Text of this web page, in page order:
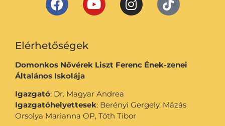
Elérhetőségek
Domonkos Nővérek Liszt Ferenc Ének-zenei
Általános Iskolája
Igazgató: Dr. Magyar Andrea
Igazgatóhelyettesek: Berényi Gergely, Mázás
Orsolya Marianna OP, Tóth Tibor